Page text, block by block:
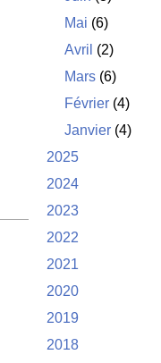
Mai (6)
Avril (2)
Mars (6)
Février (4)
Janvier (4)
2025
2024
2023
2022
2021
2020
2019
2018